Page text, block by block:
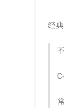
经